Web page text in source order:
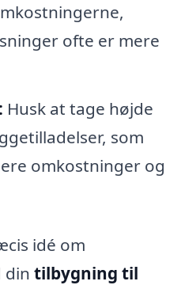
ofte er mere
Husk at tage højde
som
omkostninger og
idé om
din tilbygning til